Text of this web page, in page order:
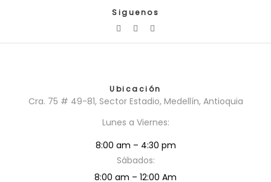
Siguenos
Ubicación
Cra. 75 # 49-81, Sector Estadio, Medellín, Antioquia
Lunes a Viernes:
8:00 am – 4:30 pm
Sábados:
8:00 am – 12:00 Am